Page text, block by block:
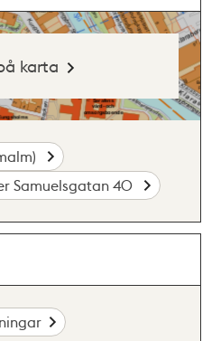
karta
Samuelsgatan 40